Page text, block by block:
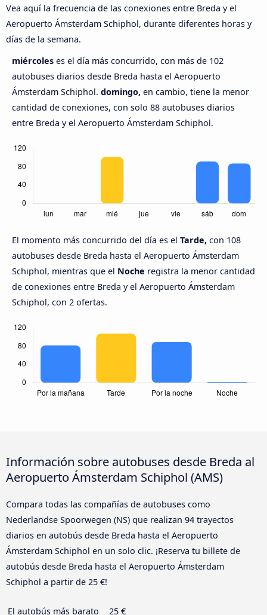
Vea aquí la frecuencia de las conexiones entre Breda y el
Aeropuerto Ámsterdam Schiphol, durante diferentes horas y
días de la semana.
miércoles es el día más concurrido, con más de 102
autobuses diarios desde Breda hasta el Aeropuerto
Ámsterdam Schiphol. domingo, en cambio, tiene la menor
cantidad de conexiones, con solo 88 autobuses diarios
entre Breda y el Aeropuerto Ámsterdam Schiphol.
El momento más concurrido del día es el Tarde, con 108
autobuses desde Breda hasta el Aeropuerto Ámsterdam
Schiphol, mientras que el Noche registra la menor cantidad
de conexiones entre Breda y el Aeropuerto Ámsterdam
Schiphol, con 2 ofertas.
Información sobre autobuses desde Breda al
Aeropuerto Ámsterdam Schiphol (AMS)
Compara todas las compañías de autobuses como
Nederlandse Spoorwegen (NS) que realizan 94 trayectos
diarios en autobús desde Breda hasta el Aeropuerto
Ámsterdam Schiphol en un solo clic. ¡Reserva tu billete de
autobús desde Breda hasta el Aeropuerto Ámsterdam
Schiphol a partir de 25 €!
El autobús más barato
25 €